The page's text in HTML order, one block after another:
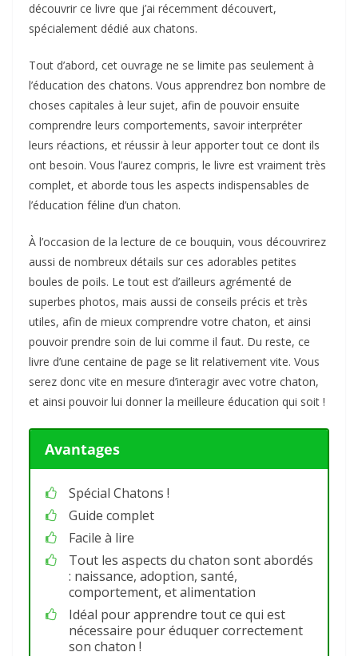
découvrir ce livre que j’ai récemment découvert,
spécialement dédié aux chatons.
Tout d’abord, cet ouvrage ne se limite pas seulement à
l’éducation des chatons. Vous apprendrez bon nombre de
choses capitales à leur sujet, afin de pouvoir ensuite
comprendre leurs comportements, savoir interpréter
leurs réactions, et réussir à leur apporter tout ce dont ils
ont besoin. Vous l’aurez compris, le livre est vraiment très
complet, et aborde tous les aspects indispensables de
l’éducation féline d’un chaton.
À l’occasion de la lecture de ce bouquin, vous découvrirez
aussi de nombreux détails sur ces adorables petites
boules de poils. Le tout est d’ailleurs agrémenté de
superbes photos, mais aussi de conseils précis et très
utiles, afin de mieux comprendre votre chaton, et ainsi
pouvoir prendre soin de lui comme il faut. Du reste, ce
livre d’une centaine de page se lit relativement vite. Vous
serez donc vite en mesure d’interagir avec votre chaton,
et ainsi pouvoir lui donner la meilleure éducation qui soit !
Avantages
Spécial Chatons !
Guide complet
Facile à lire
Tout les aspects du chaton sont abordés
: naissance, adoption, santé,
comportement, et alimentation
Idéal pour apprendre tout ce qui est
nécessaire pour éduquer correctement
son chaton !